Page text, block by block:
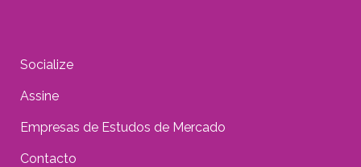
Socialize
Assine
Empresas de Estudos de Mercado
Contacto